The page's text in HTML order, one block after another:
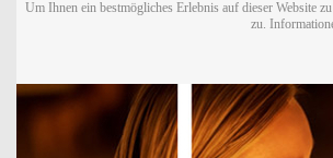
Um Ihnen ein bestmögliches Erlebnis auf dieser Website
zu.